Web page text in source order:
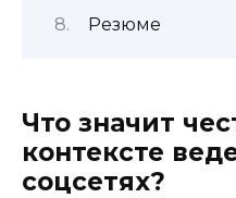
Резюме
Что значит
контексте
соцсетях?